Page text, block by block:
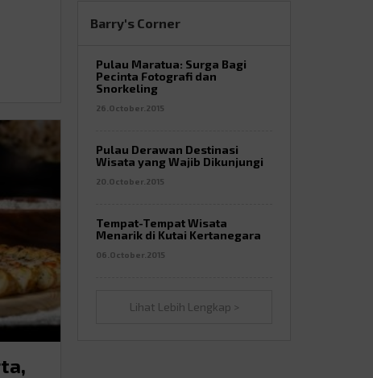
Barry's Corner
Pulau Maratua: Surga Bagi
Pecinta Fotografi dan
Snorkeling
26.October.2015
Pulau Derawan Destinasi
Wisata yang Wajib Dikunjungi
20.October.2015
Tempat-Tempat Wisata
Menarik di Kutai Kertanegara
06.October.2015
Lihat Lebih Lengkap >